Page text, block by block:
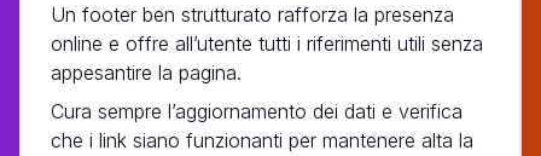
Un footer ben strutturato rafforza la presenza
online e offre all’utente tutti i riferimenti utili senza
appesantire la pagina.
Cura sempre l’aggiornamento dei dati e verifica
che i link siano funzionanti per mantenere alta la